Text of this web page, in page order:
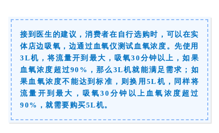
接到医生的建议，消费者在自行选购时，可以在实
体店边吸氧，边通过血氧仪测试血氧浓度。先使用
3L机，将流量开到最大，吸氧30分钟以上，如果
血氧浓度超过90%，那么3L机就能满足需求；如
果血氧浓度不能达到标准，则换用5L机，同样将
流量开到最大，吸氧30分钟以上血氧浓度超过
90%，就需要购买5L机。